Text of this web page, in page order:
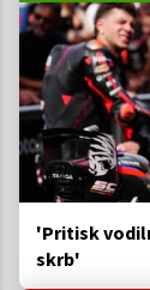
'Pritisk
skrb'